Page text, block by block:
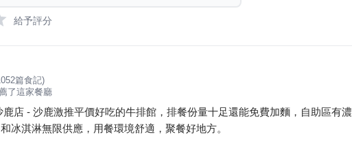
給予評分
篇食記)
了這家餐廳
店 - 沙鹿激推平價好吃的牛排館，排餐份量十足還能免費加麵，自助區有濃
冰淇淋無限供應，用餐環境舒適，聚餐好地方。